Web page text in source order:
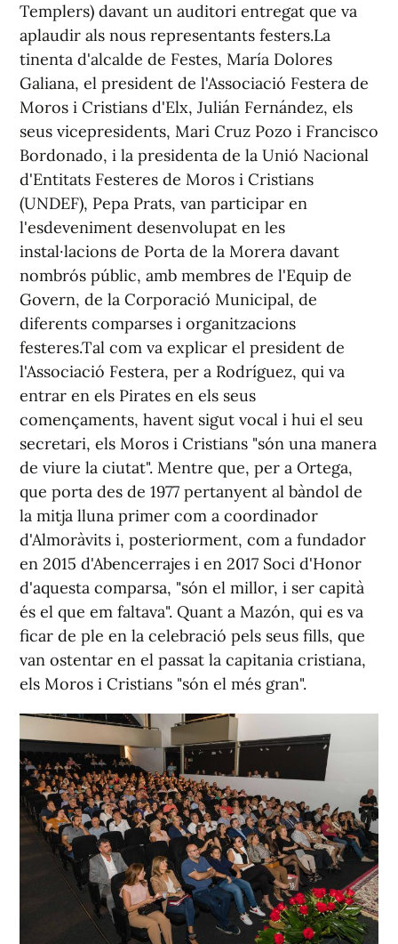
Templers) davant un auditori entregat que va
aplaudir als nous representants festers.La
tinenta d'alcalde de Festes, María Dolores
Galiana, el president de l'Associació Festera de
Moros i Cristians d'Elx, Julián Fernández, els
seus vicepresidents, Mari Cruz Pozo i Francisco
Bordonado, i la presidenta de la Unió Nacional
d'Entitats Festeres de Moros i Cristians
(UNDEF), Pepa Prats, van participar en
l'esdeveniment desenvolupat en les
instal·lacions de Porta de la Morera davant
nombrós públic, amb membres de l'Equip de
Govern, de la Corporació Municipal, de
diferents comparses i organitzacions
festeres.Tal com va explicar el president de
l'Associació Festera, per a Rodríguez, qui va
entrar en els Pirates en els seus
començaments, havent sigut vocal i hui el seu
secretari, els Moros i Cristians "són una manera
de viure la ciutat". Mentre que, per a Ortega,
que porta des de 1977 pertanyent al bàndol de
la mitja lluna primer com a coordinador
d'Almoràvits i, posteriorment, com a fundador
en 2015 d'Abencerrajes i en 2017 Soci d'Honor
d'aquesta comparsa, "són el millor, i ser capità
és el que em faltava". Quant a Mazón, qui es va
ficar de ple en la celebració pels seus fills, que
van ostentar en el passat la capitania cristiana,
els Moros i Cristians "són el més gran".